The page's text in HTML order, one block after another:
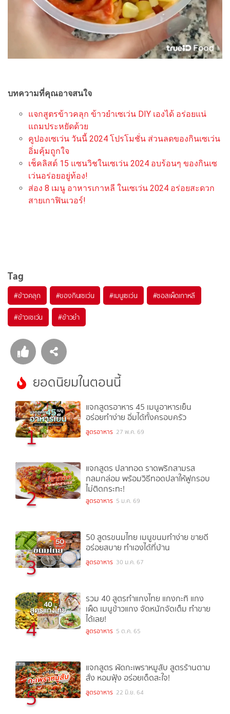
บทความที่คุณอาจสนใจ
แจกสูตรข้าวคลุก ข้าวยำเซเว่น DIY เองได้ อร่อยแน่
แถมประหยัดด้วย
คูปองเซเว่น วันนี้ 2024 โปรโมชั่น ส่วนลดของกินเซเว่น
อิ่มคุ้มถูกใจ
เช็คลิสต์ 15 แซนวิชในเซเว่น 2024 อบร้อนๆ ของกินเซ
เว่นอร่อยอยู่ท้อง!
ส่อง 8 เมนู อาหารเกาหลี ในเซเว่น 2024 อร่อยสะดวก
สายเกาฟินเวอร์!
Tag
#ข้าวคลุก #ของกินเซเว่น #เมนูเซเว่น #ซอสเผ็ดเกาหลี
#ข้าวเซเว่น #ข้าวยำ
ยอดนิยมในตอนนี้
1
แจกสูตรอาหาร 45 เมนูอาหารเย็น
อร่อยทำง่าย อิ่มได้ทั้งครอบครัว
สูตรอาหาร 27 พ.ค. 69
2
แจกสูตร ปลาทอด ราดพริกสามรส
กลมกล่อม พร้อมวิธีทอดปลาให้ฟูกรอบ
ไม่ติดกระทะ!
สูตรอาหาร 5 ม.ค. 69
3
50 สูตรขนมไทย เมนูขนมทำง่าย ขายดี
อร่อยสบาย ทำเองได้ที่บ้าน
สูตรอาหาร 30 ม.ค. 67
4
รวม 40 สูตรทำแกงไทย แกงกะทิ แกง
เผ็ด เมนูข้าวแกง จัดหนักจัดเต็ม ทำขาย
ได้เลย!
สูตรอาหาร 5 ต.ค. 65
5
แจกสูตร ผัดกะเพราหมูสับ สูตรร้านตาม
สั่ง หอมฟุ้ง อร่อยเด็ดสะใจ!
สูตรอาหาร 22 มิ.ย. 64